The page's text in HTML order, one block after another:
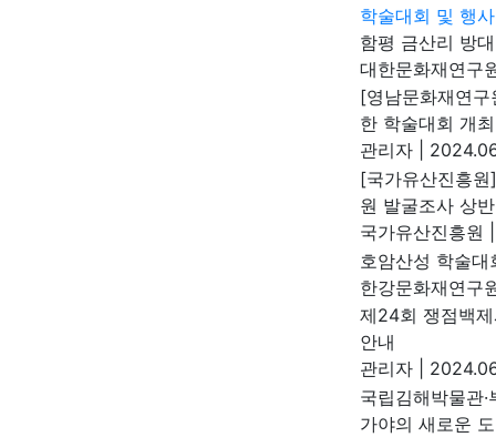
학술대회 및 행사
함평 금산리 방
대한문화재연구
[영남문화재연
한 학술대회 개
관리자
[국가유산진흥
원 발굴조사 상
국가유산진흥원
호암산성 학술
한강문화재연구
제24회 쟁점백
안내
관리자
국립김해박물관
가야의 새로운